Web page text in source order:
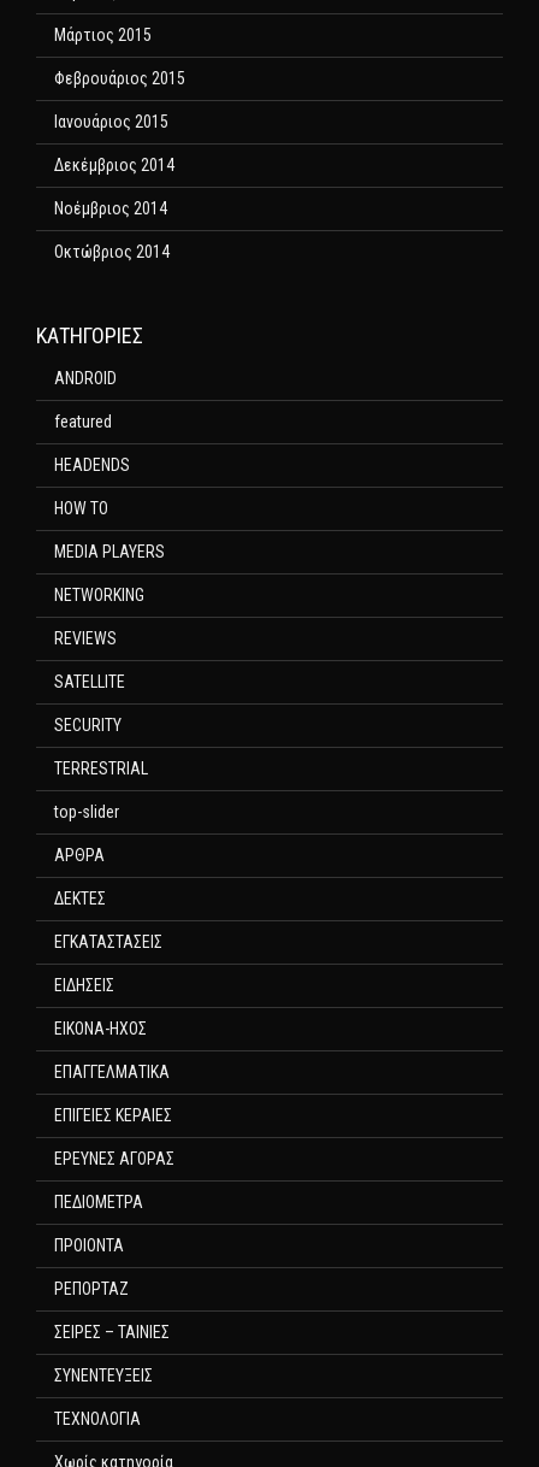
Μάρτιος 2015
Φεβρουάριος 2015
Ιανουάριος 2015
Δεκέμβριος 2014
Νοέμβριος 2014
Οκτώβριος 2014
KΑΤΗΓΟΡΊΕΣ
ANDROID
featured
HEADENDS
HOW TO
MEDIA PLAYERS
NETWORKING
REVIEWS
SATELLITE
SECURITY
TERRESTRIAL
top-slider
ΑΡΘΡΑ
ΔΕΚΤΕΣ
ΕΓΚΑΤΑΣΤΑΣΕΙΣ
ΕΙΔΗΣΕΙΣ
ΕΙΚΟΝΑ-ΗΧΟΣ
ΕΠΑΓΓΕΛΜΑΤΙΚΑ
ΕΠΙΓΕΙΕΣ ΚΕΡΑΙΕΣ
ΕΡΕΥΝΕΣ ΑΓΟΡΑΣ
ΠΕΔΙΟΜΕΤΡΑ
ΠΡΟΙΟΝΤΑ
ΡΕΠΟΡΤΑΖ
ΣΕΙΡΕΣ – ΤΑΙΝΙΕΣ
ΣΥΝΕΝΤΕΥΞΕΙΣ
ΤΕΧΝΟΛΟΓΙΑ
Χωρίς κατηγορία